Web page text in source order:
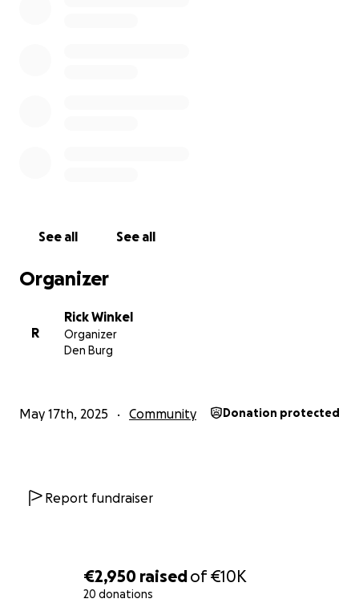
€2,950 raisedof€10K
20 donations
See all See all
Organizer
R
Rick Winkel
Organizer
Den Burg
May 17th, 2025 Community Donation protected
Report fundraiser